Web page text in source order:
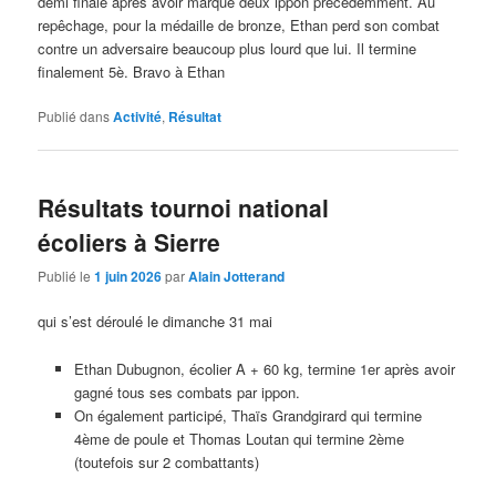
repêchage, pour la médaille de bronze, Ethan perd son combat
contre un adversaire beaucoup plus lourd que lui. Il termine
finalement 5è. Bravo à Ethan
Publié dansActivité, Résultat
Résultats tournoi national
écoliers à Sierre
Publié le1 juin 2026parAlain Jotterand
qui s’est déroulé le dimanche 31 mai
Ethan Dubugnon, écolier A + 60 kg, termine 1er après avoir
gagné tous ses combats par ippon.
On également participé, Thaïs Grandgirard qui termine
4ème de poule et Thomas Loutan qui termine 2ème
(toutefois sur 2 combattants)